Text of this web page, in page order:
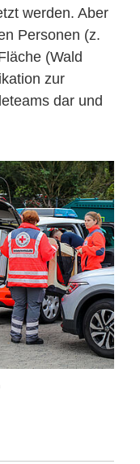
werden. Aber
Personen (z.
(Wald
zur
dar und